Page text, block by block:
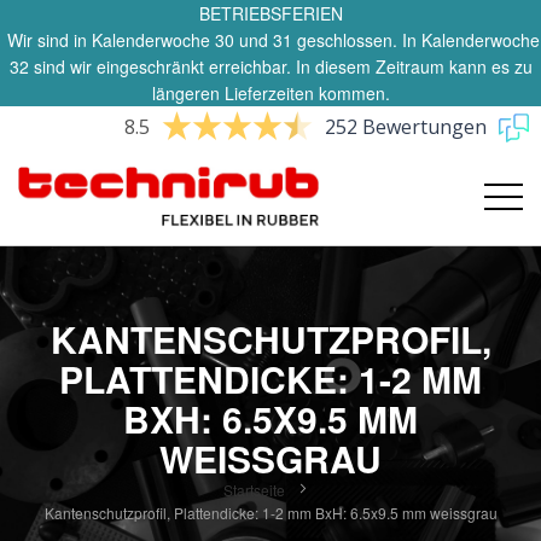
BETRIEBSFERIEN
Wir sind in Kalenderwoche 30 und 31 geschlossen. In Kalenderwoche
32 sind wir eingeschränkt erreichbar. In diesem Zeitraum kann es zu
längeren Lieferzeiten kommen.
8.5 252 Bewertungen
KANTENSCHUTZPROFIL,
PLATTENDICKE: 1-2 MM
BXH: 6.5X9.5 MM
WEISSGRAU
Startseite
Kantenschutzprofil, Plattendicke: 1-2 mm BxH: 6.5x9.5 mm weissgrau